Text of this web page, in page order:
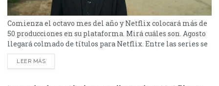
Comienza el octavo mes del año y Netflix colocará más de
50 producciones en su plataforma. Mirá cuáles son. Agosto
llegará colmado de títulos para Netflix. Entre las series se
destacan: Moria y la segunda parte de Cien Años de
Soledad, además de Toda la verdad de mis mentiras. Como
LEER MÁS